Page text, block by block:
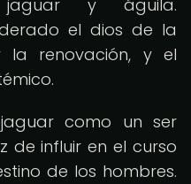
jaguar y águila.
el dios de la
la renovación, y el
como un ser
de influir en el curso
de los hombres.